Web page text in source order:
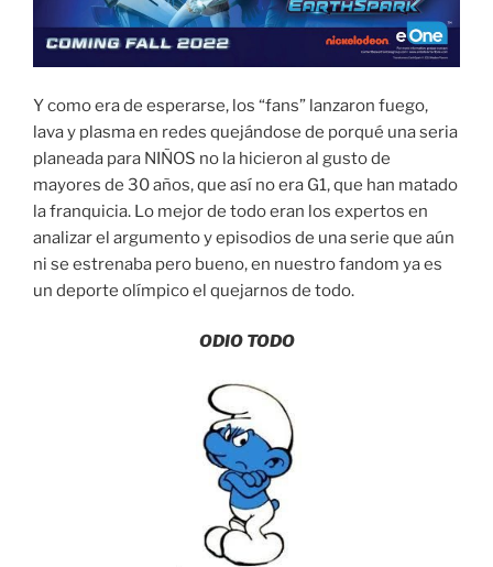
Y como era de esperarse, los “fans” lanzaron fuego,
lava y plasma en redes quejándose de porqué una seria
planeada para NIÑOS no la hicieron al gusto de
mayores de 30 años, que así no era G1, que han matado
la franquicia. Lo mejor de todo eran los expertos en
analizar el argumento y episodios de una serie que aún
ni se estrenaba pero bueno, en nuestro fandom ya es
un deporte olímpico el quejarnos de todo.
ODIO TODO